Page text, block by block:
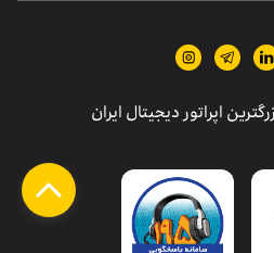
اپراتور دیجیتال ایران